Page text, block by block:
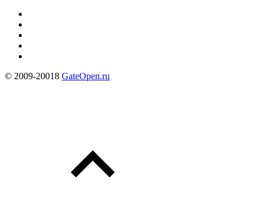
© 2009-20018 GateOpen.ru